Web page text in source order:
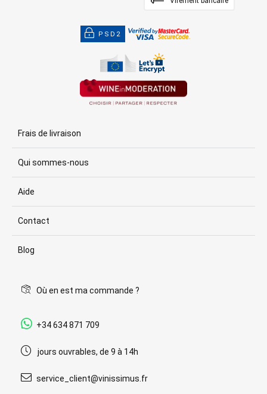
PSD2
Frais de livraison
Qui sommes-nous
Aide
Contact
Blog
Où en est ma commande ?
+34 634 871 709
jours ouvrables, de 9 à 14h
service_client@vinissimus.fr